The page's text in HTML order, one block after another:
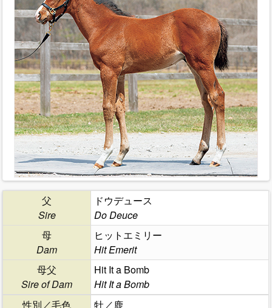
父
Sire
ドウデュース
Do Deuce
母
Dam
ヒットエミリー
Hit Emerit
母父
Sire of Dam
Hit It a Bomb
Hit It a Bomb
性別／毛色
牡／鹿